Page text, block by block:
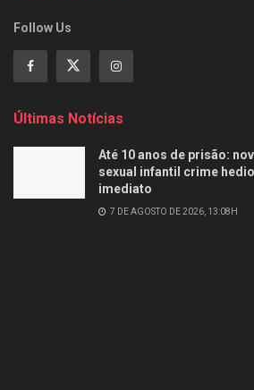
Follow Us
Últimas Notícias
Até 10 anos de prisão:
sexual infantil crime
imediato
7 DE AGOSTO DE 2026, 13:08H